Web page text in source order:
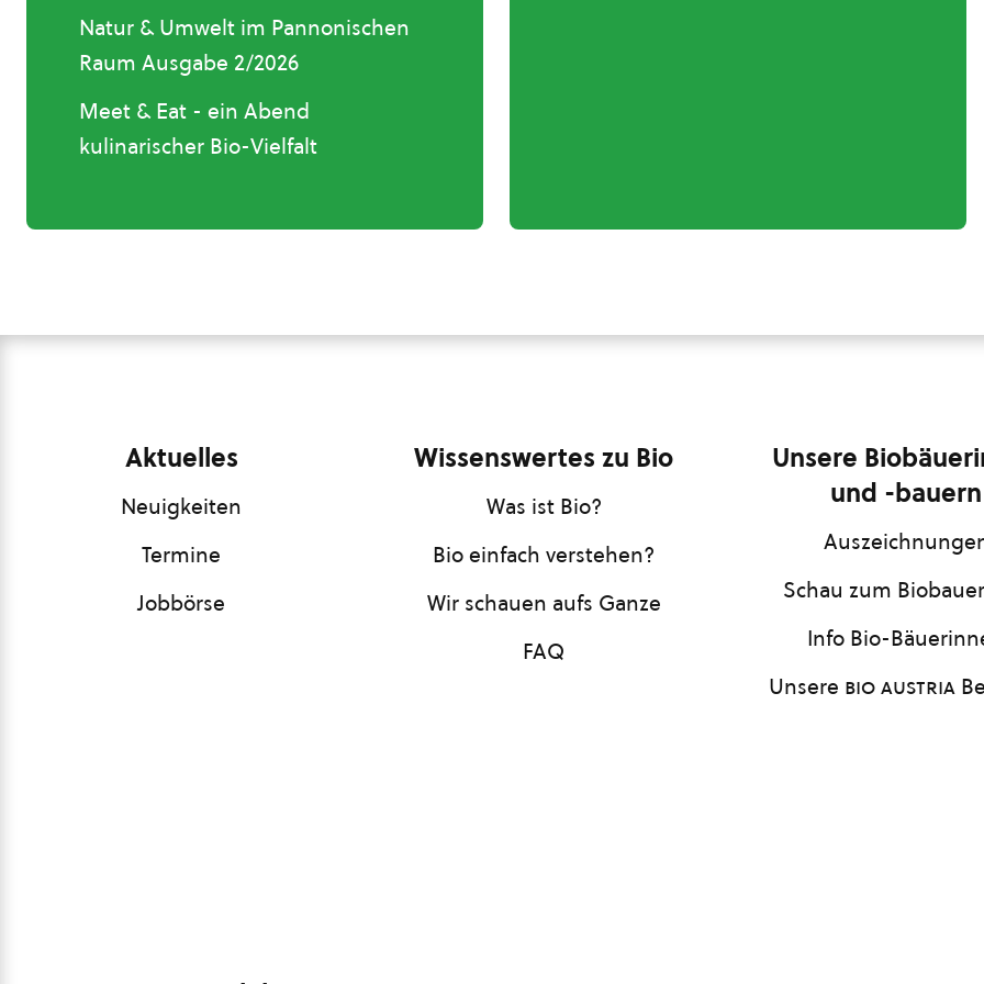
Natur & Umwelt im Pannonischen
Raum Ausgabe 2/2026
Meet & Eat - ein Abend
kulinarischer Bio-Vielfalt
Aktuelles
Neuigkeiten
Termine
Jobbörse
Wissenswertes zu Bio
Was ist Bio?
Bio einfach verstehen?
Wir schauen aufs Ganze
FAQ
Unsere
und -bauern
Schau zum
Info Bio-
Unsere bio austria